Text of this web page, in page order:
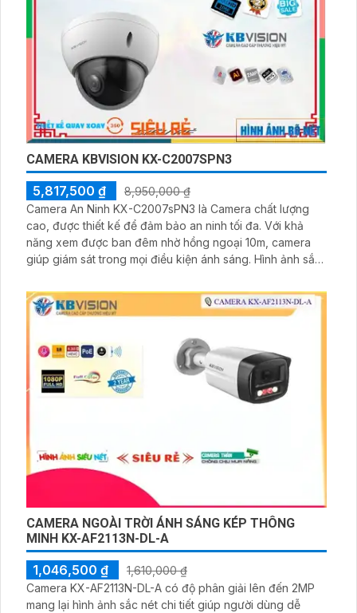
CAMERA KBVISION KX-C2007SPN3
5,817,500 ₫
8,950,000 ₫
Camera An Ninh KX-C2007sPN3 là Camera chất lượng
cao, được thiết kế để đảm bảo an ninh tối đa. Với khả
năng xem được ban đêm nhờ hồng ngoại 10m, camera
giúp giám sát trong mọi điều kiện ánh sáng. Hình ảnh sắc
1080P. Camera được trang bị công nghệ IP POE, cho
phép kết nối mạng dễ dàng
CAMERA NGOÀI TRỜI ÁNH SÁNG KÉP THÔNG
MINH KX-AF2113N-DL-A
1,046,500 ₫
1,610,000 ₫
Camera KX-AF2113N-DL-A có độ phân giải lên đến 2MP
mang lại hình ảnh sắc nét chi tiết giúp người dùng dễ